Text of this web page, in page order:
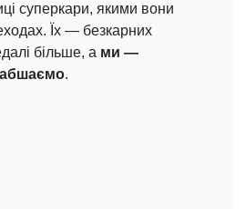
суперкари, якими вони
Їх — безкарних
більше, а ми —
.